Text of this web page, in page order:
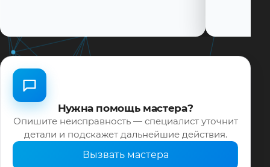
Нужна помощь мастера?
Опишите неисправность — специалист уточнит
детали и подскажет дальнейшие действия.
Вызвать мастера